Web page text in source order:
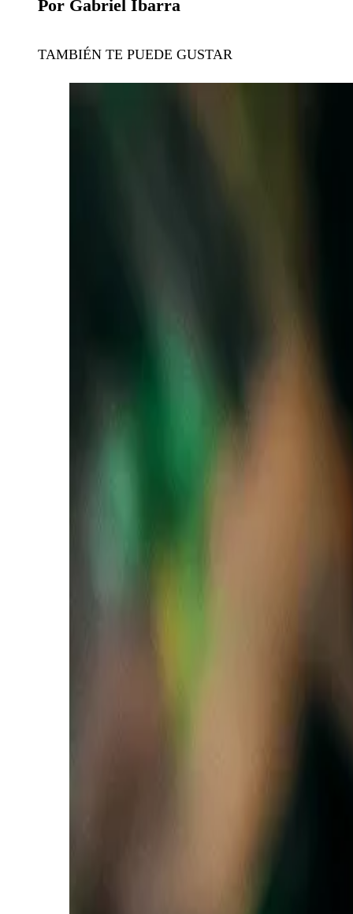
Por Gabriel Ibarra
TAMBIÉN TE PUEDE GUSTAR